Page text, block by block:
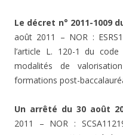
Le décret n° 2011-1009
août 2011 – NOR :
l’article L. 120-1 du
modalités de
formations post-
Un arrêté du 30 août
2011 – NOR :